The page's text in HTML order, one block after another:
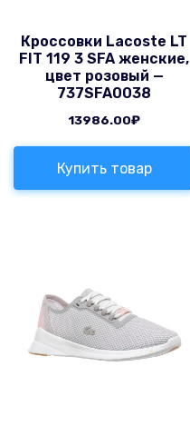
Кроссовки Lacoste LT
FIT 119 3 SFA женские,
цвет розовый —
737SFA0038
13986.00₽
Купить товар